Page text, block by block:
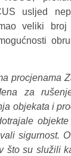
usljed
veliki
procjenama
za
objekata i
sigurnost.
što su služili